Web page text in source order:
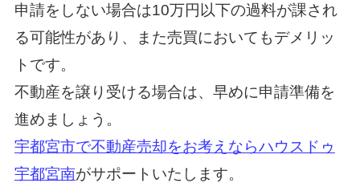
申請をしない場合は10万円以下の過料が課され
る可能性があり、また売買においてもデメリッ
トです。
不動産を譲り受ける場合は、早めに申請準備を
進めましょう。
宇都宮市で不動産売却をお考えならハウスドゥ
宇都宮南がサポートいたします。